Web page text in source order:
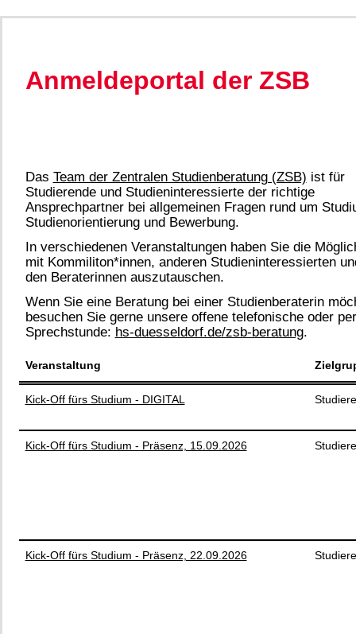
Anmeldeportal der ZSB​
Das Team der Zentralen Studienberatung (ZSB)​ ist für
Studierende und Studieninteressierte der richtige
Ansprechpartner bei allgemeinen Fragen rund um
Studienorientierung und Bewerbung.​
In verschiedenen Veranstaltungen haben Sie die
mit Kommiliton*innen, anderen Studieninteressierten
den Beraterinnen auszutauschen.
Wenn Sie eine Beratung bei einer Studienberaterin
besuchen Sie gerne unsere offene telefonische oder
Sprechstunde: hs-duesseldorf.de/zsb-beratung​.
Veranstaltung
Kick-Off fürs Studium - DIGITAL
Kick-Off fürs Studium - Präsenz, 15.09.2026
Kick-Off fürs Studium - Präsenz, 22.09.2026